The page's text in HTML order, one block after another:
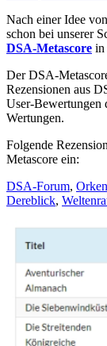
Nach einer Idee
schon bei unserer
DSA-Metascore in
Der DSA-
Rezensionen aus
User-Bewertungen
Wertungen.
Folgende
Metascore ein:
DSA-Forum,
Dereblick,